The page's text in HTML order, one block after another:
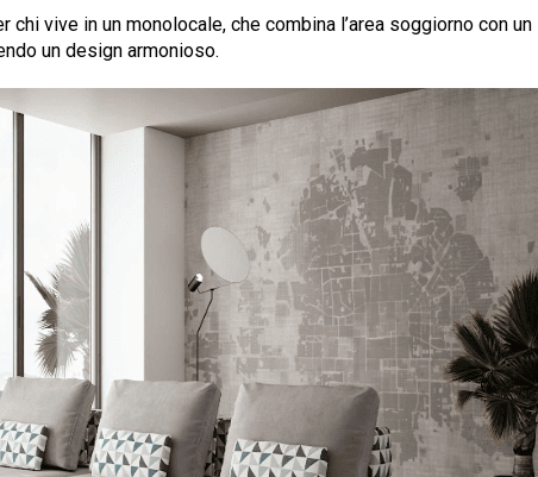
chi vive in un monolocale, che combina l’area soggiorno con un
un design armonioso​​.